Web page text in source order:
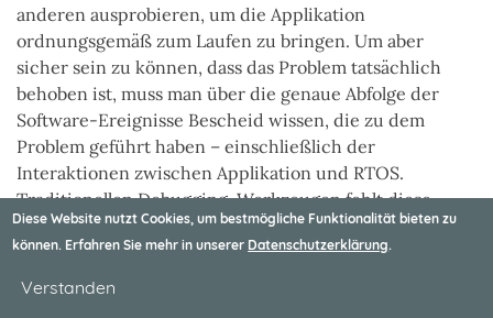
anderen ausprobieren, um die Applikation
ordnungsgemäß zum Laufen zu bringen. Um aber
sicher sein zu können, dass das Problem tatsächlich
behoben ist, muss man über die genaue Abfolge der
Software-Ereignisse Bescheid wissen, die zu dem
Problem geführt haben – einschließlich der
Interaktionen zwischen Applikation und RTOS.
Traditionellen Debugging-Werkzeugen fehlt diese
Fähigkeit allerdings.
Die RTOS-Trace-Visualisierung, die man sich wie eine
Zeitlupenaufnahme der internen Abläufe der
Diese Website nutzt Cookies, um bestmögliche Funktionalität bieten zu
können. Erfahren Sie mehr in unserer Datenschutzerklärung.
Verstanden